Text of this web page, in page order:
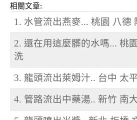
相關文章:
1. 水管流出燕麥... 桃園 八德
2. 還在用這麼髒的水嗎... 桃
洗
3. 龍頭流出萊姆汁.. 台中 太
4. 管路流出中藥湯.. 新竹 南